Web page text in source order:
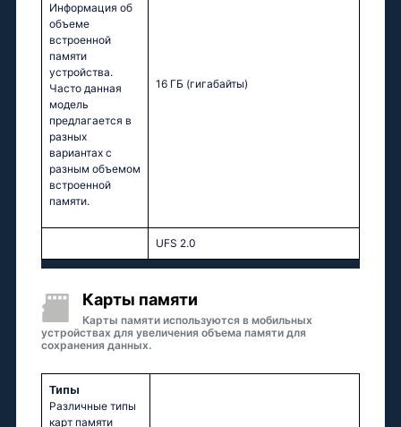
Информация об
объеме
встроенной
памяти
устройства.
Часто данная
модель
предлагается в
разных
вариантах с
разным объемом
встроенной
памяти.
16 ГБ (гигабайты)
UFS 2.0
Карты памяти
Карты памяти используются в мобильных
устройствах для увеличения объема памяти для
сохранения данных.
Типы
Различные типы
карт памяти